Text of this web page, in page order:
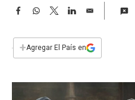
F
e
b
W
s
T
w
t
L
E
i
l
+Agregar El País en